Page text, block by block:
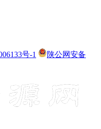
号-1
陕公网安备